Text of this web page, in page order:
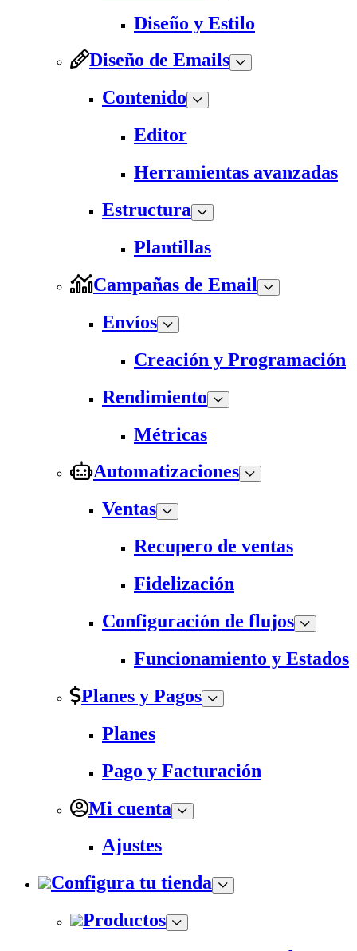
Diseño y Estilo
Diseño de Emails
Contenido
Editor
Herramientas avanzadas
Estructura
Plantillas
Campañas de Email
Envíos
Creación y Programación
Rendimiento
Métricas
Automatizaciones
Ventas
Recupero de ventas
Fidelización
Configuración de flujos
Funcionamiento y Estados
Planes y Pagos
Planes
Pago y Facturación
Mi cuenta
Ajustes
Configura tu tienda
Productos